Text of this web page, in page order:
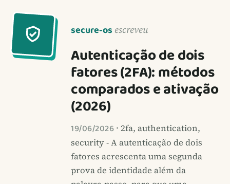
secure-os escreveu
Autenticação de dois
fatores (2FA): métodos
comparados e ativação
(2026)
19/06/2026 · 2fa, authentication,
security - A autenticação de dois
fatores acrescenta uma segunda
prova de identidade além da